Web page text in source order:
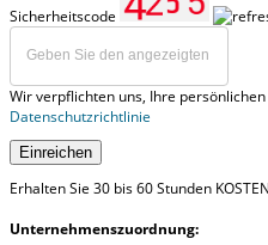
Sicherheitscode
Wir verpflichten uns, Ihre
Datenschutzrichtlinie
Einreichen
Erhalten Sie 30 bis 60 Stunden
Unternehmenszuordnung: